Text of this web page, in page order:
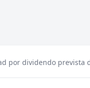
por dividendo prevista